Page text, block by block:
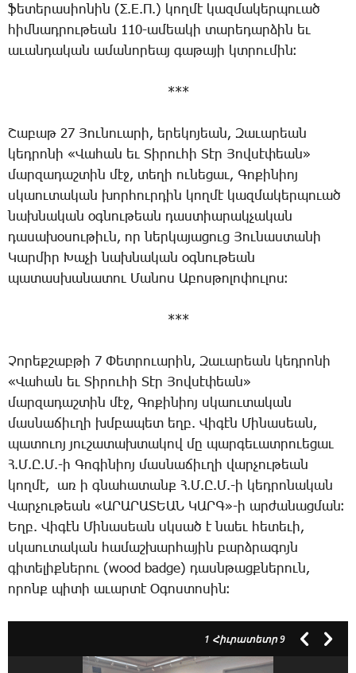
ֆե­տե­րա­սիո­նին (Σ.Ε.Π.) կող­մէ կազ­մա­կեր­պուած
հիմ­նադ­րու­թեան 110-ա­մեա­կի տա­րե­դար­ձին եւ
ա­ւան­դա­կան ա­մա­նո­րեայ գա­թա­յի կտրու­մին։
***
­Շա­բաթ 27 ­Յու­նո­ւա­րի, ե­րե­կո­յեան, ­Զա­ւա­րեան
կեդ­րո­նի «­Վա­հան եւ ­Տի­րու­հի ­Տէր ­Յով­սէ­փեան»
մար­զա­դաշ­տին մէջ, տե­ղի ու­նե­ցաւ, ­Գո­քի­նիոյ
սկաու­տա­կան խոր­հուր­դին կող­մէ կազ­մա­կեր­պուած
նախ­նա­կան օգ­նու­թեան դաս­տիա­րակ­չա­կան
դա­սա­խօ­սու­թիւն, որ ներ­կա­յա­ցուց ­Յու­նաս­տա­նի
­Կար­միր ­Խա­չի նախ­նա­կան օգ­նու­թեան
պա­տաս­խա­նա­տու ­Մա­նոս Ա­բոս­թո­լո­փու­լոս։
***
­Չո­րեք­շաբ­թի 7 ­Փետ­րո­ւա­րին, ­Զա­ւա­րեան կեդրո­նի
«­Վա­հան եւ ­Տի­րու­հի ­Տէր ­Յով­սէ­փեան»
մար­զա­դաշ­տին մէջ, ­Գո­քի­նիոյ սկաու­տա­կան
մաս­նա­ճիւ­ղի խմբա­պետ եղբ. ­Վի­գէն ­Մի­նա­սեան,
պա­տո­ւոյ յու­շա­տախ­տա­կով մը պար­գե­ւատ­րո­ւե­ցաւ
Հ.Մ.Ը.Մ.-ի ­Գո­գի­նիոյ մաս­նա­ճիւ­ղի վար­չու­թեան
կող­մէ, առ ի գնա­հա­տանք Հ.Մ.Ը.Մ.-ի կեդրո­նա­կան
­Վար­չու­թեան «ԱՐԱՐԱՏԵԱՆ ԿԱՐԳ»-ի ար­ժա­նաց­ման։
Եղբ. ­Վի­գէն ­Մի­նա­սեան սկսած է նաեւ հե­տե­ւի,
սկաու­տա­կան հա­մաշ­խար­հա­յին բարձ­րա­գոյն
գի­տե­լիք­նե­րու (wood badge) դասն­թացք­նե­րուն,
ո­րոնք պի­տի ա­ւար­տէ Օ­գոս­տո­սին։
1 Հիւրատետր 9